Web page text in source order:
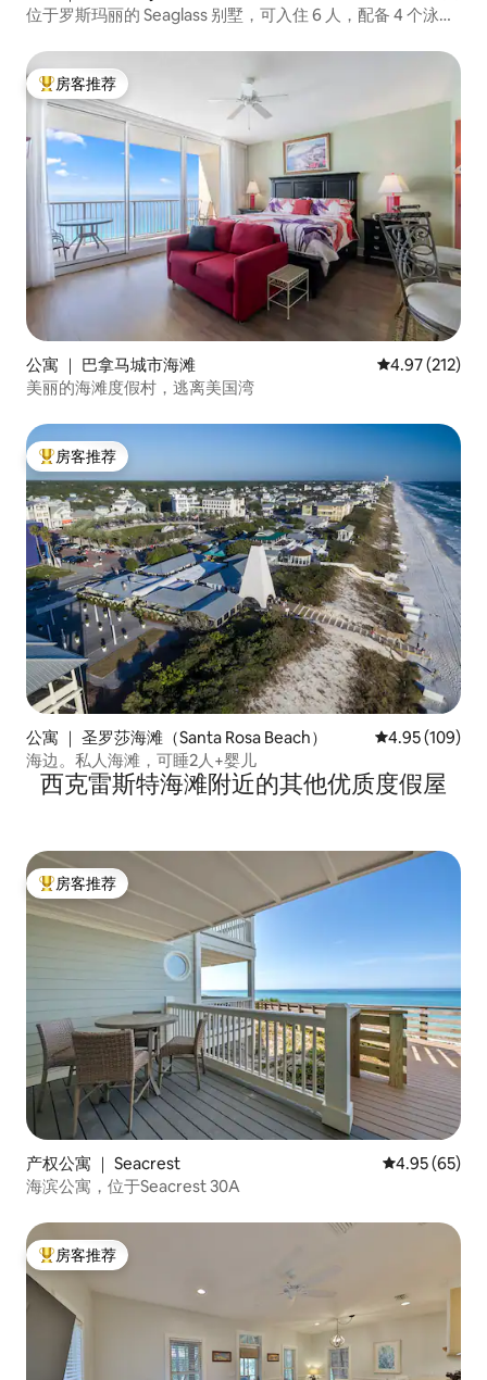
位于罗斯玛丽的 Seaglass 别墅，可入住 6 人，配备 4 个泳池
热门「房客推荐」
房客推荐
公寓 ｜ 巴拿马城市海滩 平均评分 4.97
4.97 (212)
美丽的海滩度假村，逃离美国湾
热门「房客推荐」
房客推荐
公寓 ｜ 圣罗莎海滩（Santa Rosa Beach） 平均评分 4.95
4.95 (109)
海边。私人海滩，可睡2人+婴儿
西克雷斯特海滩附近的其他优质度假屋
热门「房客推荐」
房客推荐
产权公寓 ｜ Seacrest 平均评分
4.95 (65)
海滨公寓，位于Seacrest 30A
热门「房客推荐」
房客推荐